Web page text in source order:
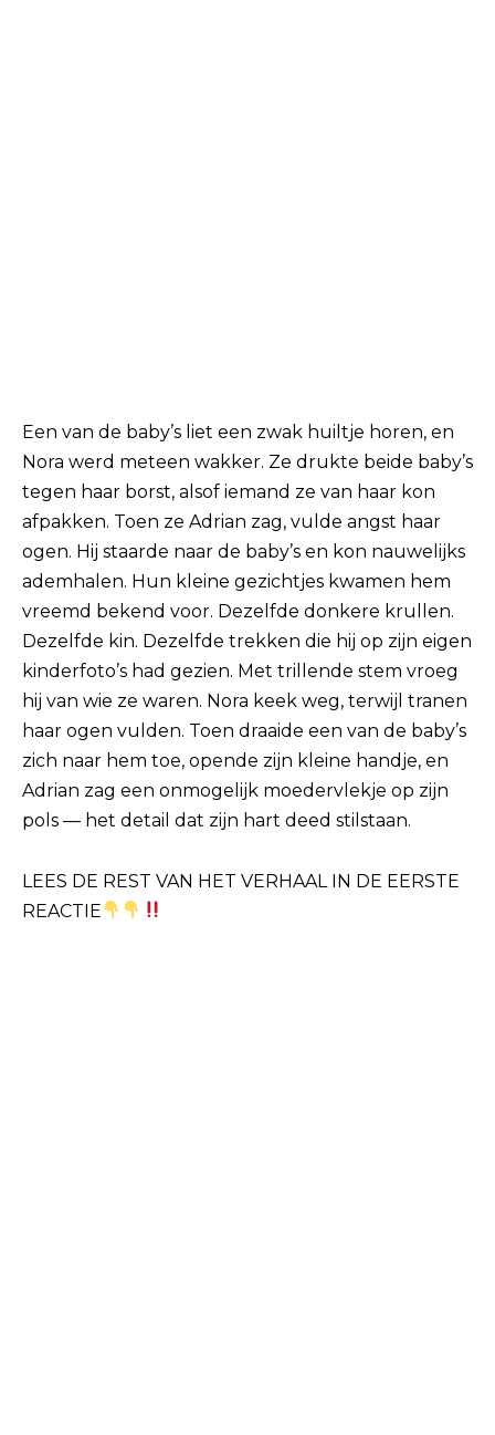
Een van de baby’s liet een zwak huiltje horen, en
Nora werd meteen wakker. Ze drukte beide baby’s
tegen haar borst, alsof iemand ze van haar kon
afpakken. Toen ze Adrian zag, vulde angst haar
ogen. Hij staarde naar de baby’s en kon nauwelijks
ademhalen. Hun kleine gezichtjes kwamen hem
vreemd bekend voor. Dezelfde donkere krullen.
Dezelfde kin. Dezelfde trekken die hij op zijn eigen
kinderfoto’s had gezien. Met trillende stem vroeg
hij van wie ze waren. Nora keek weg, terwijl tranen
haar ogen vulden. Toen draaide een van de baby’s
zich naar hem toe, opende zijn kleine handje, en
Adrian zag een onmogelijk moedervlekje op zijn
pols — het detail dat zijn hart deed stilstaan.
LEES DE REST VAN HET VERHAAL IN DE EERSTE
REACTIE